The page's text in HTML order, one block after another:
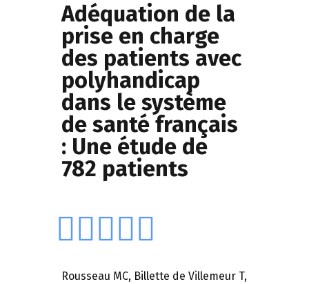
Adéquation de la
prise en charge
des patients avec
polyhandicap
dans le système
de santé français
: Une étude de
782 patients
Rousseau MC, Billette de Villemeur T,